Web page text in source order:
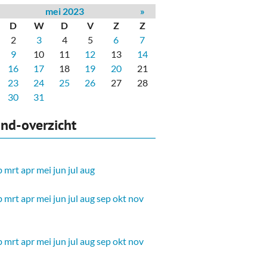
mei 2023
»
D W D V Z
Z
2 3 4 5 6
7
9 10 11 12 13
14
16 17 18 19 20
21
23 24 25 26 27
28
30 31
overzicht
mrtapr mei jun jul aug
mrtapr mei jun jul augsepokt nov
mrtapr mei jun jul augsepokt nov